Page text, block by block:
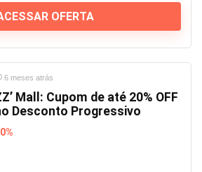
OFERTA
6 meses atrás
Mall: Cupom de até 20% OFF
Desconto Progressivo